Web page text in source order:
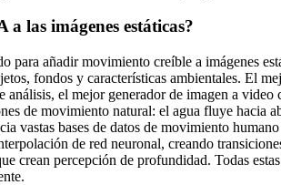
las imágenes estáticas?
añadir movimiento creíble a imágenes
fondos y características ambientales. El
el mejor generador de imagen a
de movimiento natural: el agua fluye hacia
vastas bases de datos de movimiento
de red neuronal, creando
percepción de profundidad. Todas